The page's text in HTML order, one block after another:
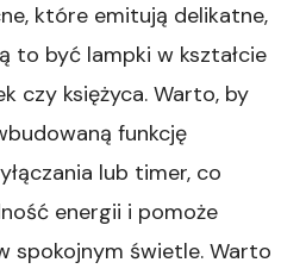
które emitują delikatne,
to być lampki w kształcie
czy księżyca. Warto, by
funkcję
lub timer, co
energii i pomoże
spokojnym świetle. Warto